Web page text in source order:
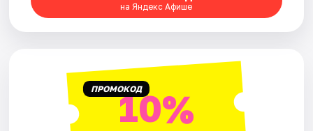
на Яндекс Афише
ПРОМОКОД10%